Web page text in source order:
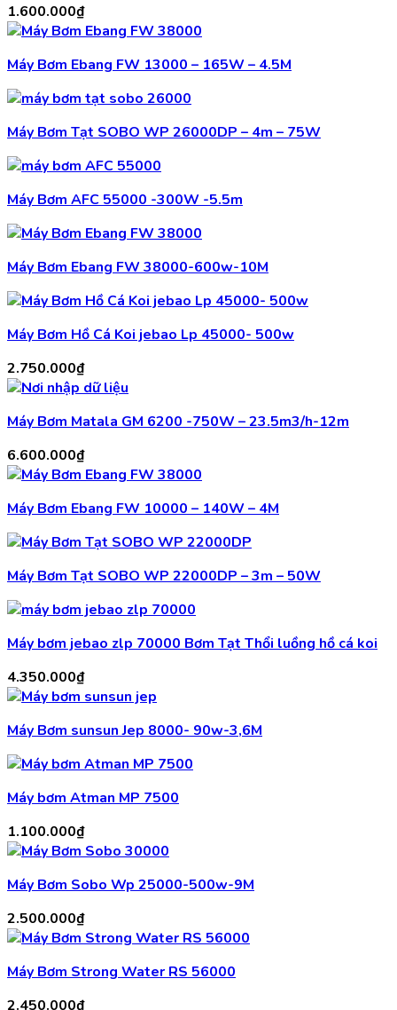
1.600.000₫
Máy Bơm Ebang FW 13000 – 165W – 4.5M
Máy Bơm Tạt SOBO WP 26000DP – 4m – 75W
Máy Bơm AFC 55000 -300W -5.5m
Máy Bơm Ebang FW 38000-600w-10M
Máy Bơm Hồ Cá Koi jebao Lp 45000- 500w
2.750.000₫
Máy Bơm Matala GM 6200 -750W – 23.5m3/h-12m
6.600.000₫
Máy Bơm Ebang FW 10000 – 140W – 4M
Máy Bơm Tạt SOBO WP 22000DP – 3m – 50W
Máy bơm jebao zlp 70000 Bơm Tạt Thổi luồng hồ cá koi
4.350.000₫
Máy Bơm sunsun Jep 8000- 90w-3,6M
Máy bơm Atman MP 7500
1.100.000₫
Máy Bơm Sobo Wp 25000-500w-9M
2.500.000₫
Máy Bơm Strong Water RS 56000
2.450.000₫